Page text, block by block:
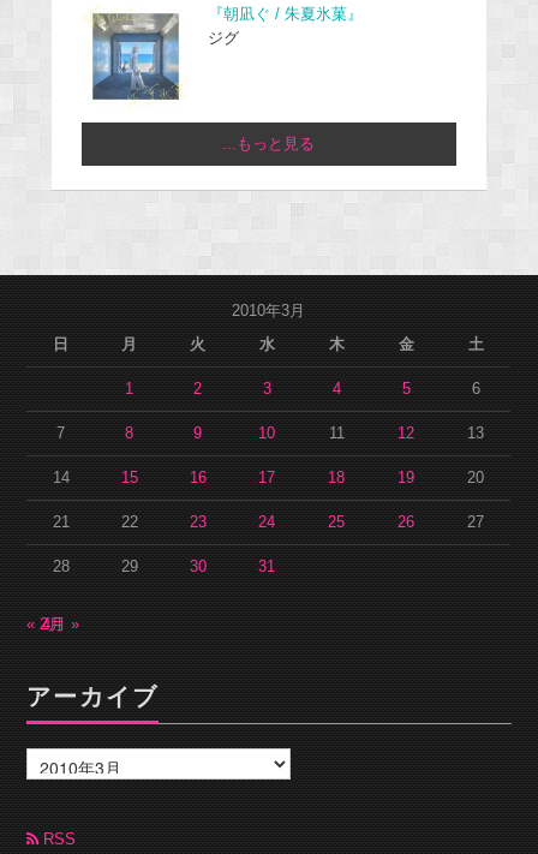
『朝凪ぐ / 朱夏氷菓』
ジグ
...もっと見る
2010年3月
日
月 火 水 木 金 土
1 2 3 4 5 6
7 8 9 10 11 12 13
14 15 16 17 18 19 20
21 22 23 24 25 26 27
28 29 30 31
« 2月4月 »
アーカイブ
ー
カ
ブ RSS